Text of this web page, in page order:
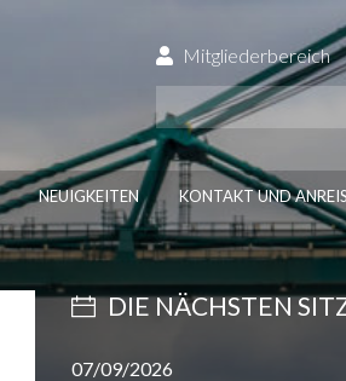
Mitgliederbereich
NEUIGKEITEN KONTAKT UND
DIE NÄCHSTEN
07/09/2026